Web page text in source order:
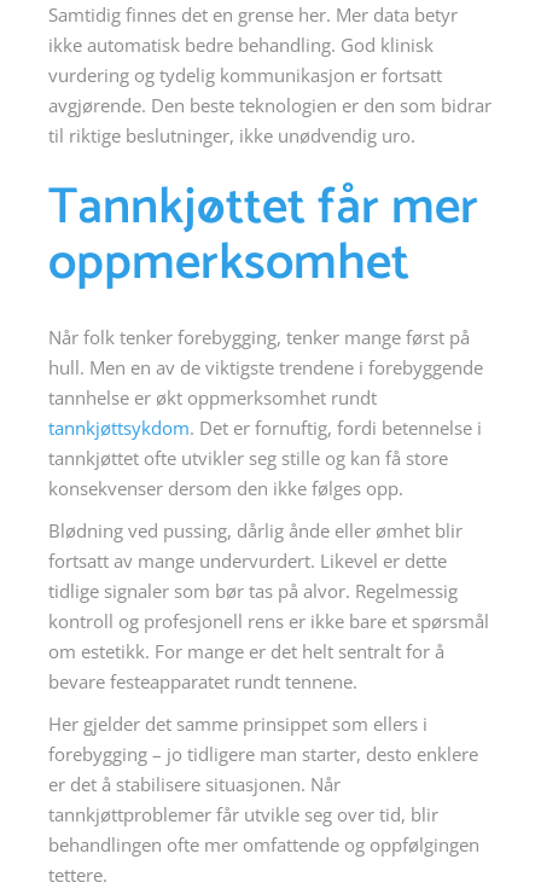
Samtidig finnes det en grense her. Mer data betyr
ikke automatisk bedre behandling. God klinisk
vurdering og tydelig kommunikasjon er fortsatt
avgjørende. Den beste teknologien er den som bidrar
til riktige beslutninger, ikke unødvendig uro.
Tannkjøttet får mer
oppmerksomhet
Når folk tenker forebygging, tenker mange først på
hull. Men en av de viktigste trendene i forebyggende
tannhelse er økt oppmerksomhet rundt
tannkjøttsykdom. Det er fornuftig, fordi betennelse i
tannkjøttet ofte utvikler seg stille og kan få store
konsekvenser dersom den ikke følges opp.
Blødning ved pussing, dårlig ånde eller ømhet blir
fortsatt av mange undervurdert. Likevel er dette
tidlige signaler som bør tas på alvor. Regelmessig
kontroll og profesjonell rens er ikke bare et spørsmål
om estetikk. For mange er det helt sentralt for å
bevare festeapparatet rundt tennene.
Her gjelder det samme prinsippet som ellers i
forebygging – jo tidligere man starter, desto enklere
er det å stabilisere situasjonen. Når
tannkjøttproblemer får utvikle seg over tid, blir
behandlingen ofte mer omfattende og oppfølgingen
tettere.